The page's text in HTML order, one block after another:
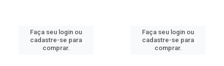
Faça seu login ou
cadastre-se para
comprar.
Faça seu login ou
cadastre-se para
comprar.